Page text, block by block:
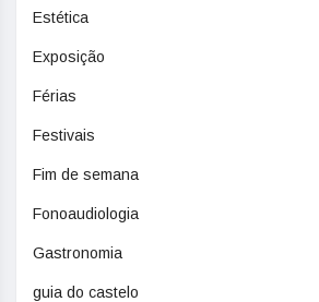
Estética
Exposição
Férias
Festivais
Fim de semana
Fonoaudiologia
Gastronomia
guia do castelo